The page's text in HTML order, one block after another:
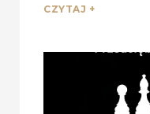
CZYTAJ +